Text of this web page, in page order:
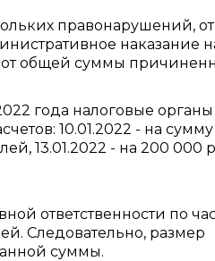
правонарушений,
наказание
общей суммы
года налоговые
10.01.2022 - на
13.01.2022 - на 200 000
ответственности по
Следовательно, размер
суммы.